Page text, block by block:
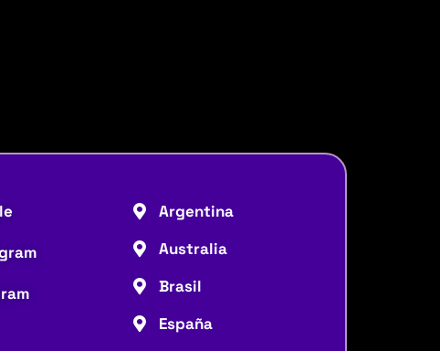
Argentina
Australia
Brasil
España